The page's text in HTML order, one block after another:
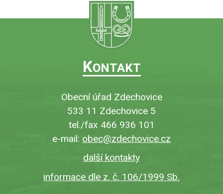
KONTAKT
Obecní úřad Zdechovice
533 11 Zdechovice 5
tel./fax 466 936 101
e-mail: obec@zdechovice.cz
další kontakty
informace dle z. č. 106/1999 Sb.